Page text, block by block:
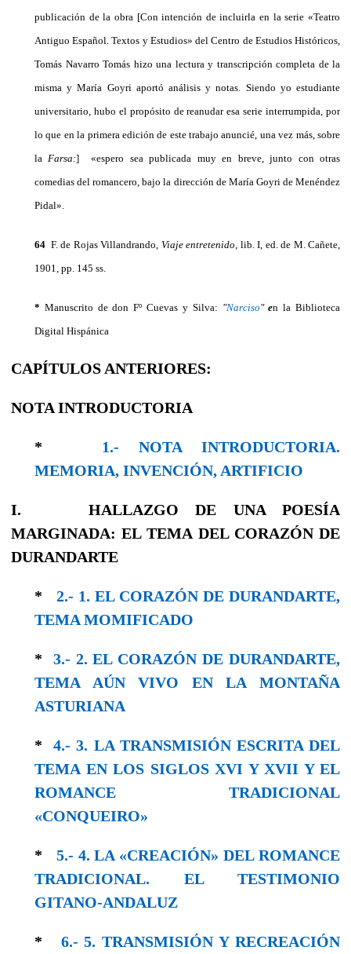
publicación de la obra [Con intención de incluirla en la serie «Teatro
Antiguo Español. Textos y Estudios» del Centro de Estudios Históricos,
Tomás Navarro Tomás hizo una lectura y transcripción completa de la
misma y María Goyri aportó análisis y notas. Siendo yo estudiante
universitario, hubo el propósito de reanudar esa serie interrumpida, por
lo que en la prime­ra edición de este trabajo anuncié, una vez más, sobre
la Farsa:]
«espero sea publicada muy en breve, junto con otras
comedias del romancero, bajo la dirección de María Goyri de Menéndez
Pidal».
64 F. de Rojas Villandrando, Viaje entretenido, lib. I, ed. de M. Cañete,
1901, pp. 145 ss.
* Manuscrito de donFº Cuevas y Silva: "Narciso"en la Biblioteca
Digital Hispánica
CAPÍTULOS ANTERIORES:
NOTA INTRODUCTORIA
* 1.- NOTA INTRODUCTORIA.
MEMORIA, INVENCIÓN, ARTIFICIO
I. HALLAZGO DE UNA POESÍA
MARGINADA: EL TEMA DEL CORAZÓN DE
DURANDARTE
* 2.- 1. EL CORAZÓN DE DURANDARTE,
TEMA MOMIFICADO
* 3.- 2. EL CORAZÓN DE DURANDARTE,
TEMA AÚN VIVO EN LA MONTAÑA
ASTURIANA
*4.- 3. LA TRANSMISIÓN ESCRITA DEL
TEMA EN LOS SIGLOS XVI Y XVII Y EL
ROMANCE TRADICIONAL
«CONQUEIRO»
* 5.- 4. LA «CREACIÓN» DEL ROMANCE
TRADICIONAL. EL TESTIMONIO
GITANO-ANDALUZ
* 6.- 5. TRANSMISIÓN Y RECREACIÓN